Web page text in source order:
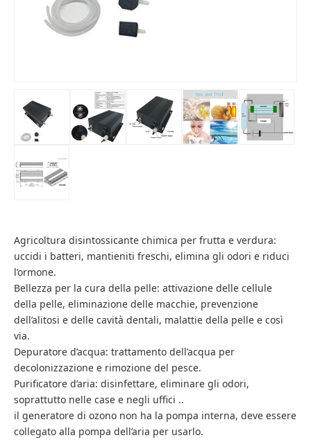
Agricoltura disintossicante chimica per frutta e verdura:
uccidi i batteri, mantieniti freschi, elimina gli odori e riduci
l’ormone.
Bellezza per la cura della pelle: attivazione delle cellule
della pelle, eliminazione delle macchie, prevenzione
dell’alitosi e delle cavità dentali, malattie della pelle e così
via.
Depuratore d’acqua: trattamento dell’acqua per
decolonizzazione e rimozione del pesce.
Purificatore d’aria: disinfettare, eliminare gli odori,
soprattutto nelle case e negli uffici ..
il generatore di ozono non ha la pompa interna, deve essere
collegato alla pompa dell’aria per usarlo.